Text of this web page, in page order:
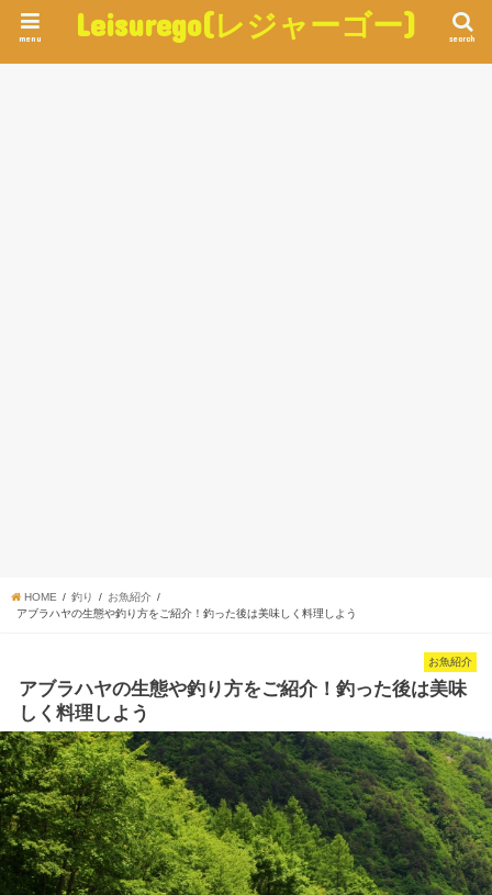
Leisurego(レジャーゴー) search
menu
HOME 釣り
お魚紹介
アブラハヤの生態や釣り方をご紹介！釣った後は美味しく料理しよう
お魚紹介
アブラハヤの生態や釣り方をご紹介！釣った後は美味
しく料理しよう